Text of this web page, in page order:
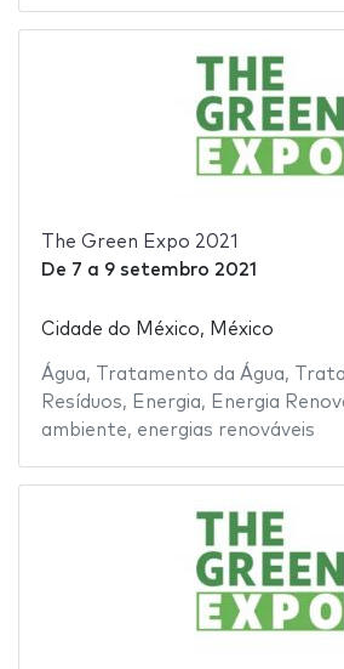
The Green Expo 2021
De 7 a 9 setembro 2021
Cidade do México, México
Água, Tratamento da Água,
Resíduos, Energia, Energia
ambiente, energias renováveis